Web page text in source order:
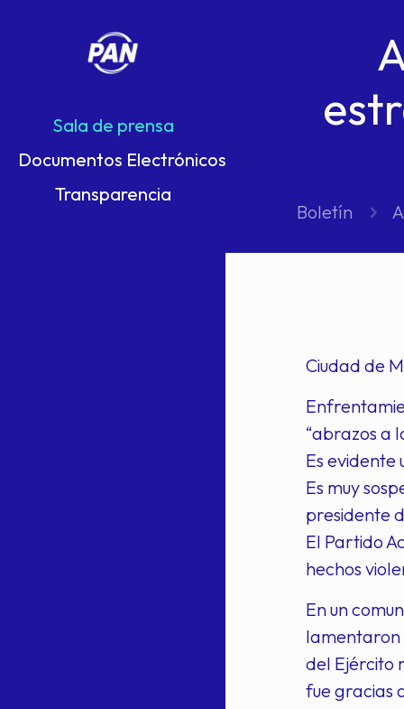
Sala de prensa
Documentos Electrónicos
Transparencia
Boletín
Ciudad de
“abrazos a
Es
Es muy
presidente
El Partido
hechos
En un
lamentaron
del Ejército
fue gracias